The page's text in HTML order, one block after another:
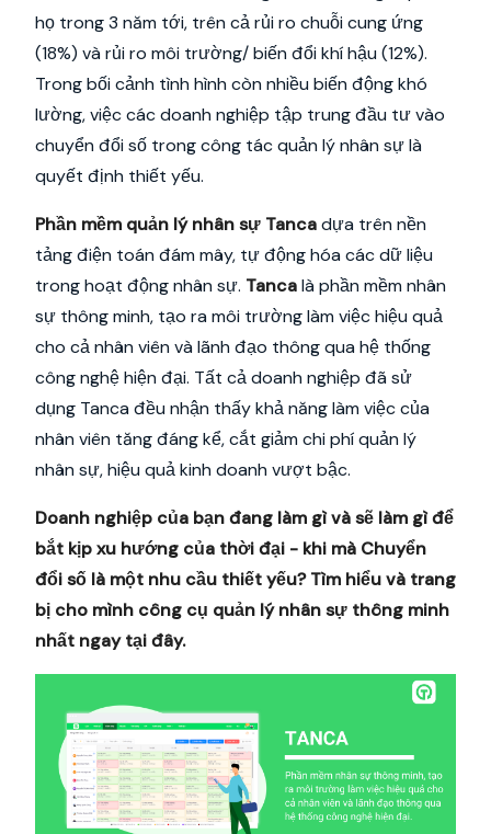
họ trong 3 năm tới, trên cả rủi ro chuỗi cung ứng
(18%) và rủi ro môi trường/ biến đổi khí hậu (12%).
Trong bối cảnh tình hình còn nhiều biến động khó
lường, việc các doanh nghiệp tập trung đầu tư vào
chuyển đổi số trong công tác quản lý nhân sự là
quyết định thiết yếu.
Phần mềm quản lý nhân sự Tancadựa trên nền
tảng điện toán đám mây, tự động hóa các dữ liệu
trong hoạt động nhân sự. Tancalà phần mềm nhân
sự thông minh, tạo ra môi trường làm việc hiệu quả
cho cả nhân viên và lãnh đạo thông qua hệ thống
công nghệ hiện đại. Tất cả doanh nghiệp đã sử
dụng Tanca đều nhận thấy khả năng làm việc của
nhân viên tăng đáng kể, cắt giảm chi phí quản lý
nhân sự, hiệu quả kinh doanh vượt bậc.
Doanh nghiệp của bạn đang làm gì và sẽ làm gì để
bắt kịp xu hướng của thời đại - khi mà Chuyển
đổi số là một nhu cầu thiết yếu? Tìm hiểu và trang
bị cho mình công cụ quản lý nhân sự thông minh
nhất ngay tại đây.